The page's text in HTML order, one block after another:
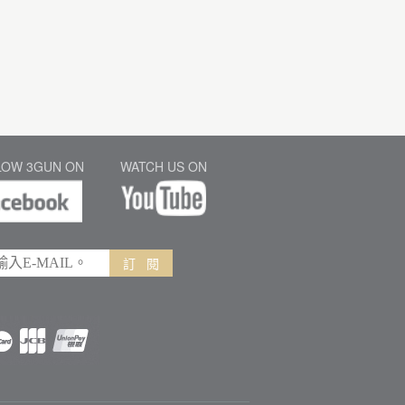
3GUN ON WATCH US ON
訂 閱